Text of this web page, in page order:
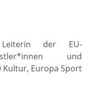
Leiterin der EU-
und
Europa Sport